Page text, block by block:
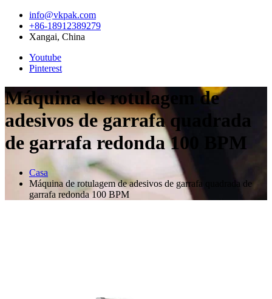
info@vkpak.com
+86-18912389279
Xangai, China
Youtube
Pinterest
Máquina de rotulagem de
adesivos de garrafa quadrada
de garrafa redonda 100 BPM
Casa
Máquina de rotulagem de adesivos de garrafa quadrada de
garrafa redonda 100 BPM